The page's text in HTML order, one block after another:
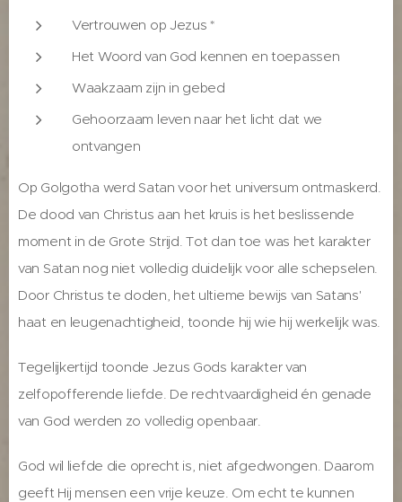
Vertrouwen op Jezus *
Het Woord van God kennen en toepassen
Waakzaam zijn in gebed
Gehoorzaam leven naar het licht dat we
ontvangen
Op Golgotha werd Satan voor het universum ontmaskerd.
De dood van Christus aan het kruis is het beslissende
moment in de Grote Strijd. Tot dan toe was het karakter
van Satan nog niet volledig duidelijk voor alle schepselen.
Door Christus te doden, het ultieme bewijs van Satans'
haat en leugenachtigheid, toonde hij wie hij werkelijk was.
Tegelijkertijd toonde Jezus Gods karakter van
zelfopofferende liefde. De rechtvaardigheid én genade
van God werden zo volledig openbaar.
God wil liefde die oprecht is, niet afgedwongen. Daarom
geeft Hij mensen een vrije keuze. Om echt te kunnen